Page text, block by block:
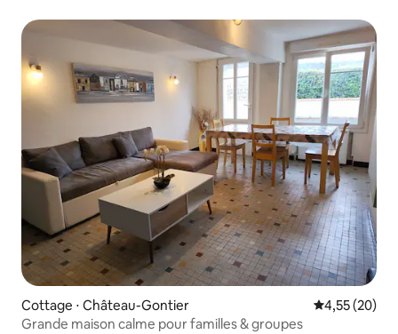
Cottage ⋅ Château-Gontier Évaluation
4,55 (20)
Grande maison calme pour familles & groupes